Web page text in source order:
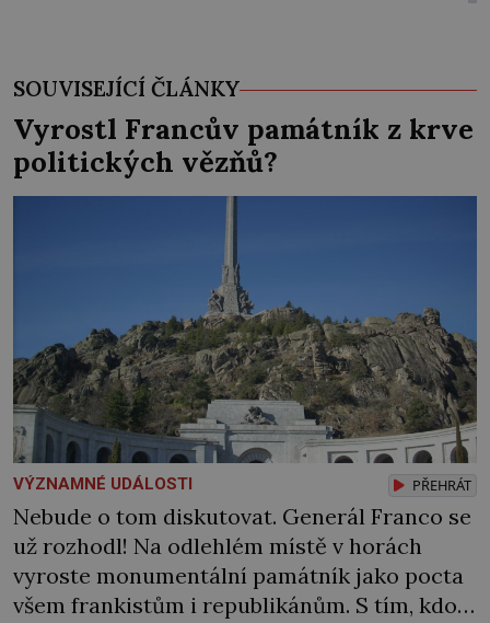
SOUVISEJÍCÍ ČLÁNKY
Vyrostl Francův památník z krve
politických vězňů?
VÝZNAMNÉ UDÁLOSTI PŘEHRÁT
Nebude o tom diskutovat. Generál Franco se
už rozhodl! Na odlehlém místě v horách
vyroste monumentální památník jako pocta
všem frankistům i republikánům. S tím, kdo